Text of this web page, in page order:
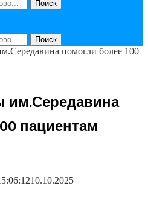
Поиск
Поиск
помогли более 100
им.Середавина
пациентам
10.10.2025